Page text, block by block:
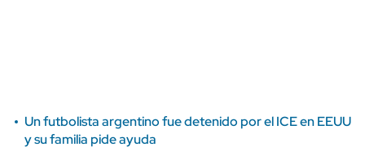
Un futbolista argentino fue detenido por el ICE en EEUU
y su familia pide ayuda